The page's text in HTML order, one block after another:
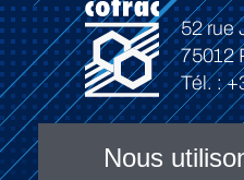
52 rue
75012
Tél. :
Nous